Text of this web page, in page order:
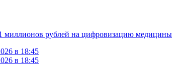
миллионов рублей на цифровизацию медицины
в 18:45
в 18:45